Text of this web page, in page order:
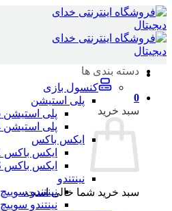
Skip
to
content
0
سبد خرید
سبد خرید شما خالی است.
دسته بندی ها
کنسول بازی
پلی استیشن
پلی استیشن 5
پلی استیشن 4
ایکس باکس
ایکس باکس X
ایکس باکس S
نینتندو
نینتندو سوییچ 1
نینتندو سوییچ 2